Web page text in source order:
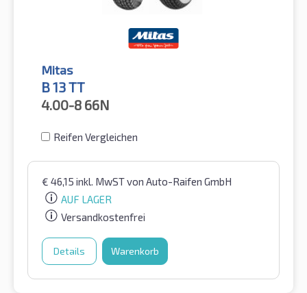
Mitas
B 13 TT
4.00-8 66N
Reifen Vergleichen
€ 46,15 inkl. MwSTvon Auto-Raifen GmbH
AUF LAGER
Versandkostenfrei
Details Warenkorb